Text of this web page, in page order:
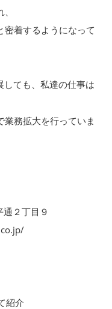
密着するようになって
しても、私達の仕事は
務拡大を行っていま
２丁目９
紹介